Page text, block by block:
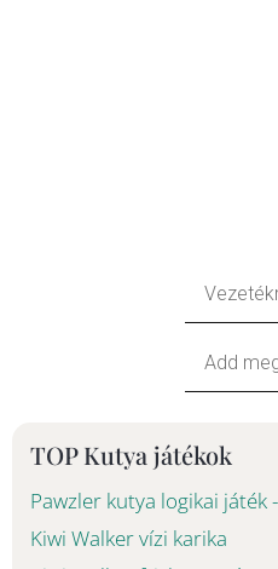
Your
Email
TOP Kutya játékok
Pawzler kutya logikai játék
Kiwi Walker vízi karika